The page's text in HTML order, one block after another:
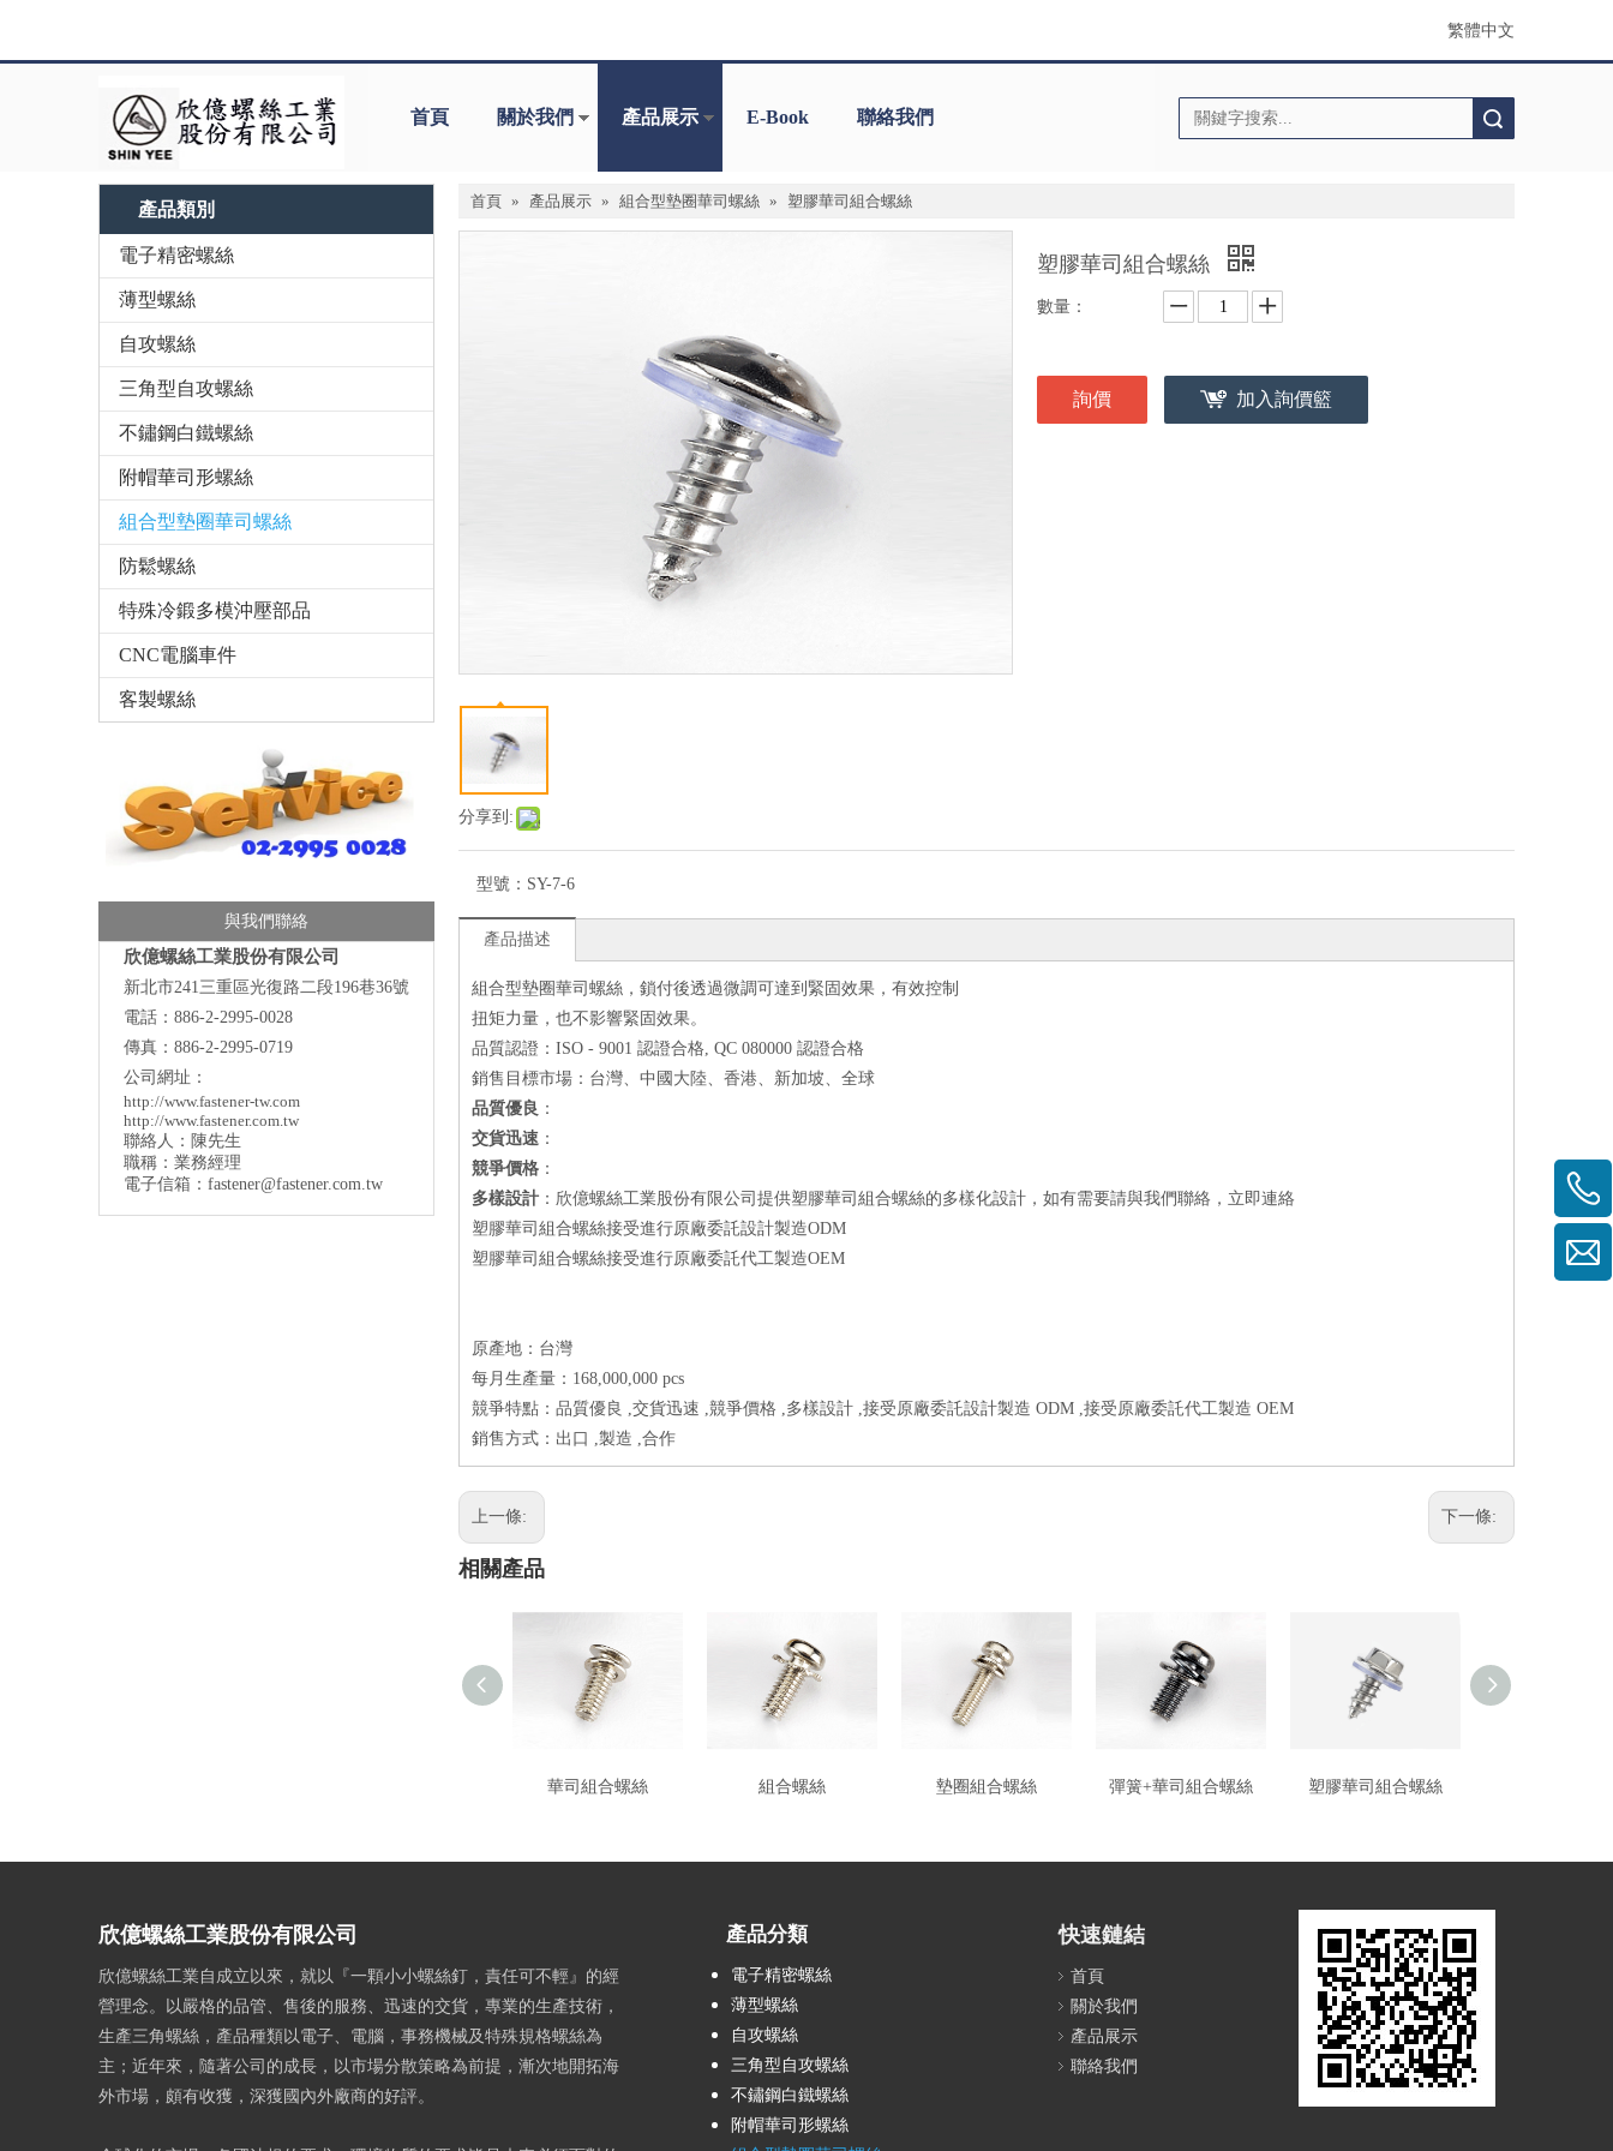
繁體中文
首頁 關於我們 產品展示 E-Book 聯絡我們
產品類別
電子精密螺絲
薄型螺絲
自攻螺絲
三角型自攻螺絲
不鏽鋼白鐵螺絲
附帽華司形螺絲
組合型墊圈華司螺絲
防鬆螺絲
特殊冷鍛多模沖壓部品
CNC電腦車件
客製螺絲
與我們聯絡
欣億螺絲工業股份有限公司
新北市241三重區光復路二段196巷36號
電話：886-2-2995-0028
傳真：886-2-2995-0719
公司網址：
http://www.fastener-tw.com
http://www.fastener.com.tw
聯絡人：陳先生
職稱：業務經理
電子信箱： fastener@fastener.com.tw
首頁 » 產品展示 » 組合型墊圈華司螺絲 » 塑膠華司組合螺絲
分享到:
塑膠華司組合螺絲
數量：
詢價 加入詢價籃
型號： SY-7-6
產品描述
組合型墊圈華司螺絲，鎖付後透過微調可達到緊固效果，有效控制
扭矩力量，也不影響緊固效果。
品質認證：ISO - 9001 認證合格, QC 080000 認證合格
銷售目標市場：台灣、中國大陸、香港、新加坡、全球
品質優良 ：
交貨迅速 ：
競爭價格 ：
多樣設計 ：欣億螺絲工業股份有限公司提供塑膠華司組合螺絲的多樣化設計，如有需要請與我們聯絡， 立即連絡
塑膠華司組合螺絲接受進行原廠委託設計製造ODM
塑膠華司組合螺絲接受進行原廠委託代工製造OEM
原產地：台灣
每月生產量：168,000,000 pcs
競爭特點：品質優良 ,交貨迅速 ,競爭價格 ,多樣設計 ,接受原廠委託設計製造 ODM ,接受原廠委託代工製造 OEM
銷售方式：出口 ,製造 ,合作
上一條: 下一條:
相關產品
華司組合螺絲 組合螺絲 墊圈組合螺絲 彈簧+華司組合螺絲 塑膠華司組合螺絲
欣億螺絲工業股份有限公司
欣億螺絲工業自成立以來，就以『一顆小小螺絲釘，責任可不輕』的經
營理念。以嚴格的品管、售後的服務、迅速的交貨，專業的生產技術，
生產三角螺絲，產品種類以電子、電腦，事務機械及特殊規格螺絲為
主；近年來，隨著公司的成長，以市場分散策略為前提，漸次地開拓海
外市場，頗有收獲，深獲國內外廠商的好評。
產品分類
電子精密螺絲
薄型螺絲
自攻螺絲
三角型自攻螺絲
不鏽鋼白鐵螺絲
附帽華司形螺絲
快速鏈結
首頁
關於我們
產品展示
聯絡我們